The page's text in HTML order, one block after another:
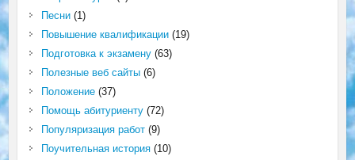
Песни(1)
Повышение квалификации(19)
Подготовка к экзамену(63)
Полезные веб сайты(6)
Положение(37)
Помощь абитуриенту(72)
Популяризация работ(9)
Поучительная история(10)